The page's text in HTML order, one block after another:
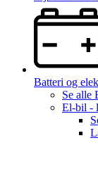
Batteri og
Se alle
El-bil -